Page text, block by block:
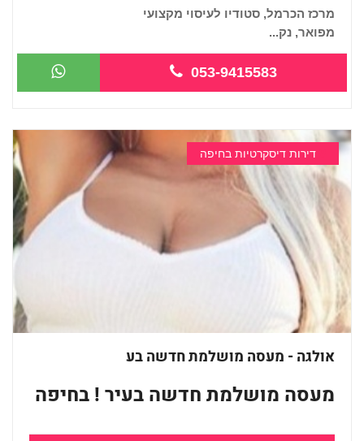
מרכז הכרמל, סטודיו לעיסוי מקצועי
מפואר, נק...
053-9415583
דירות דיסקרטיות בחיפה
אולגה - מעסה מושלמת חדשה בע
מעסה מושלמת חדשה בעיר ! בחיפה
...